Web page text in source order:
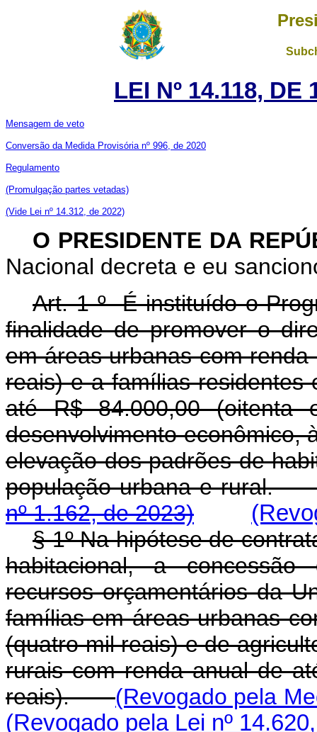
LEI Nº 14.118, DE
Mensagem de veto
Conversão da Medida Provisória nº 996, de 2020
Regulamento
(Promulgação partes vetadas)
(Vide Lei nº 14.312, de 2022)
O PRESIDENTE DA
Nacional decreta e eu
Art. 1 º É instituído o
finalidade de promover o
em áreas urbanas com
reais) e a famílias residentes
até R$ 84.000,00 (oitenta
desenvolvimento econômico,
elevação dos padrões de
população urbana e
nº 1.162, de 2023)
§ 1º Na hipótese de
habitacional, a concessão
recursos orçamentários da
famílias em áreas urbanas
(quatro mil reais) e de
rurais com renda anual de
reais).(Revogado pela
(Revogado pela Lei nº